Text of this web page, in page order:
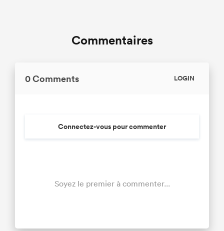
Commentaires
0 Comments LOGIN
Connectez-vous pour commenter
Soyez le premier à commenter...